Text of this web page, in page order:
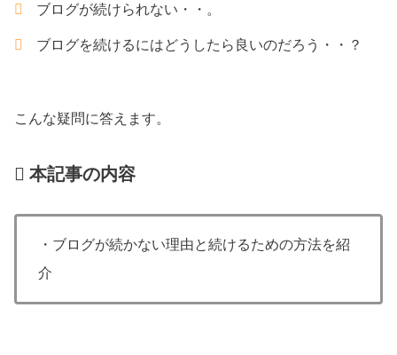
ブログが続けられない・・。
ブログを続けるにはどうしたら良いのだろう・・？
こんな疑問に答えます。
本記事の内容
・ブログが続かない理由と続けるための方法を紹
介